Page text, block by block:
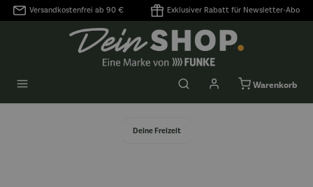
springen
Versandkostenfrei ab 90 € Exklusiver Rabatt für Newsletter-Abo
Warenkorb
Deine Freizeit